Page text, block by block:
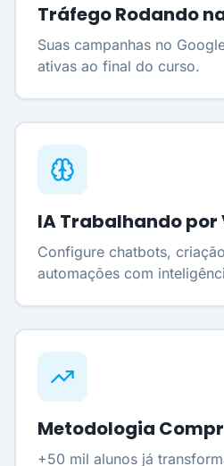
Tráfego Rodando
Suas campanhas no
ativas ao final do curso.
IA Trabalhando por
Configure chatbots,
automações com
Metodologia
+50 mil alunos já